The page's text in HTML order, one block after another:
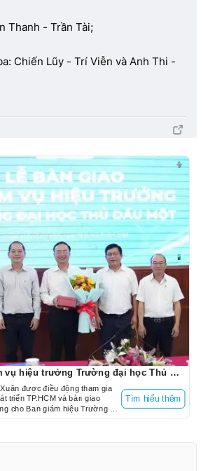
Thanh - Trần Tài;
Chiến Lũy - Trí Viễn và Anh Thi -
Bàn giao nhiệm vụ hiệu trưởng Trường đại học Thủ Dầu Một, TP.HCM
được điều động tham gia
triển TP.HCM và bàn giao
cho Ban giám hiệu Trường đại
Tìm hiểu thêm